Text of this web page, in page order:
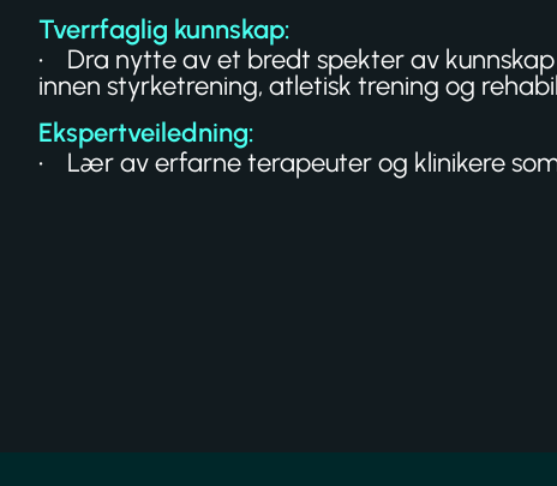
Tverrfaglig kunnskap:
• Dra nytte av et bredt spekter av
innen styrketrening, atletisk trening og
Ekspertveiledning:
• Lær av erfarne terapeuter og klinikere